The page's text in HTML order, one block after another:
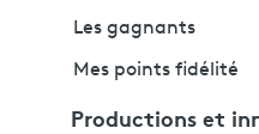
Les gagnants
Mes points fidélité
Productions et